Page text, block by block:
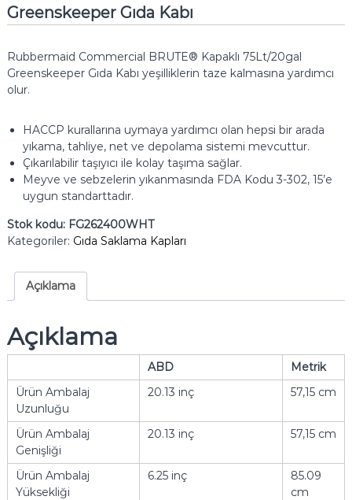
Greenskeeper Gıda Kabı
Rubbermaid Commercial BRUTE® Kapaklı 75Lt/20gal
Greenskeeper Gıda Kabı yeşilliklerin taze kalmasına yardımcı
olur.
HACCP kurallarına uymaya yardımcı olan hepsi bir arada
yıkama, tahliye, net ve depolama sistemi mevcuttur.
Çıkarılabilir taşıyıcı ile kolay taşıma sağlar.
Meyve ve sebzelerin yıkanmasında FDA Kodu 3-302, 15’e
uygun standarttadır.
Stok kodu: FG262400WHT
Kategoriler: Gıda Saklama Kapları
Açıklama
Açıklama
ABD
Metrik
Ürün Ambalaj
Uzunluğu
20.13 inç 57,15 cm
Ürün Ambalaj
Genişliği
20.13 inç 57,15 cm
Ürün Ambalaj
Yüksekliği
6.25 inç
85.09
cm